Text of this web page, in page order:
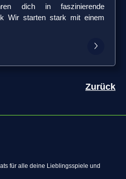
dich in faszinierende
Wir starten stark mit einem
Zurück
für alle deine Lieblingsspiele und